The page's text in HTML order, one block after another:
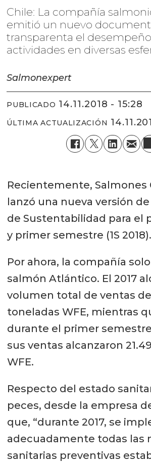
Chile: La compañía
emitió un nuevo
transparenta el
actividades en diversas
Salmonexpert
PUBLICADO 14.11.2018 - 15:28
ÚLTIMA ACTUALIZACIÓN
Recientemente, Salmones
lanzó una nueva versión
de Sustentabilidad para el
y primer semestre (1S 2018).
Por ahora, la compañía
salmón Atlántico. El 2017
volumen total de ventas de
toneladas WFE, mientras
durante el primer
sus ventas alcanzaron
WFE.
Respecto del estado
peces, desde la empresa
que, “durante 2017, se
adecuadamente todas las
sanitarias preventivas